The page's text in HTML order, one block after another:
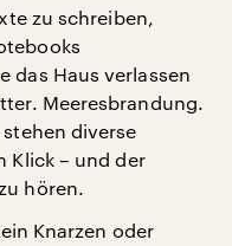
zu schreiben,
das Haus verlassen
Meeresbrandung.
diverse
Klick – und der
hören.
Knarzen oder